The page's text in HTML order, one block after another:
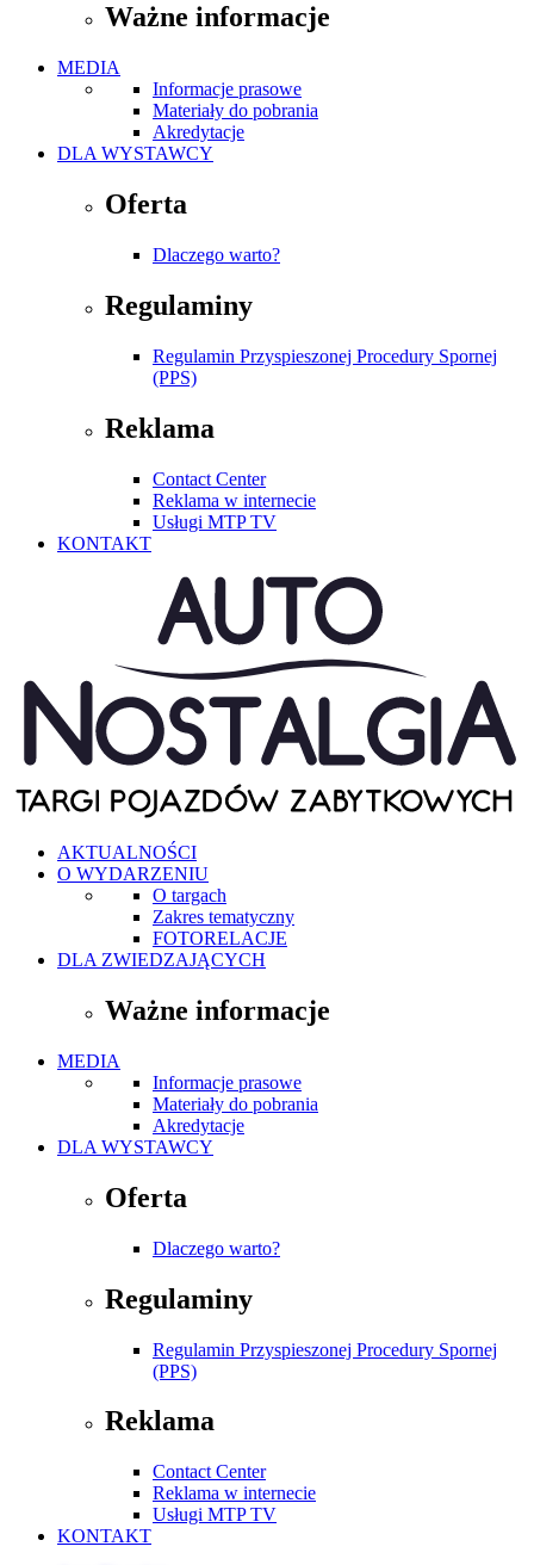
Ważne informacje
MEDIA
Informacje prasowe
Materiały do pobrania
Akredytacje
DLA WYSTAWCY
Oferta
Dlaczego warto?
Regulaminy
Regulamin Przyspieszonej Procedury Spornej
(PPS)
Reklama
Contact Center
Reklama w internecie
Usługi MTP TV
KONTAKT
AKTUALNOŚCI
O WYDARZENIU
O targach
Zakres tematyczny
FOTORELACJE
DLA ZWIEDZAJĄCYCH
Ważne informacje
MEDIA
Informacje prasowe
Materiały do pobrania
Akredytacje
DLA WYSTAWCY
Oferta
Dlaczego warto?
Regulaminy
Regulamin Przyspieszonej Procedury Spornej
(PPS)
Reklama
Contact Center
Reklama w internecie
Usługi MTP TV
KONTAKT